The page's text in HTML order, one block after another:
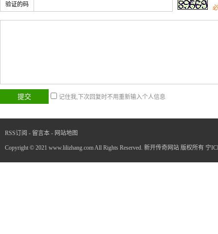
验证的码
记住我,下次回复时不用重新输入个人信息
RSS订阅 - 留言本 - 网站地图
Copyright © 2021 www.lilizhang.com All Rights Reserved. 新开传奇网站 版权所有 宁